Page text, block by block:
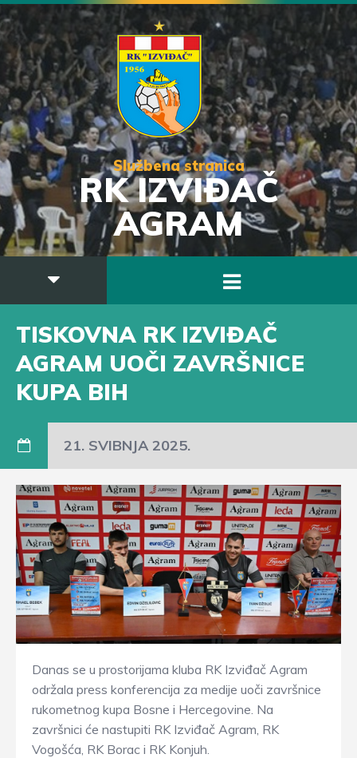
Službena stranica
RK IZVIĐAČ
AGRAM
TISKOVNA RK IZVIĐAČ
AGRAM UOČI ZAVRŠNICE
KUPA BIH
21. SVIBNJA 2025.
Danas se u prostorijama kluba RK Izviđač Agram
održala press konferencija za medije uoči završnice
rukometnog kupa Bosne i Hercegovine. Na
završnici će nastupiti RK Izviđač Agram, RK
Vogošća, RK Borac i RK Konjuh.